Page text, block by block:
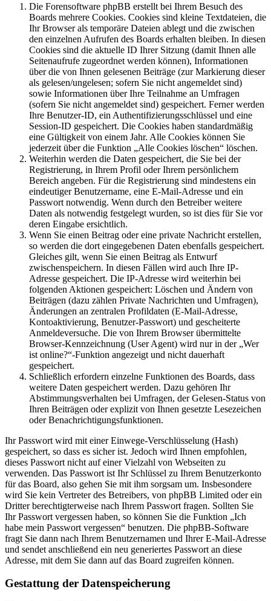
Die Forensoftware phpBB erstellt bei Ihrem Besuch des
Boards mehrere Cookies. Cookies sind kleine Textdateien, die
Ihr Browser als temporäre Dateien ablegt und die zwischen
den einzelnen Aufrufen des Boards erhalten bleiben. In diesen
Cookies sind die aktuelle ID Ihrer Sitzung (damit Ihnen alle
Seitenaufrufe zugeordnet werden können), Informationen
über die von Ihnen gelesenen Beiträge (zur Markierung dieser
als gelesen/ungelesen; sofern Sie nicht angemeldet sind)
sowie Informationen über Ihre Teilnahme an Umfragen
(sofern Sie nicht angemeldet sind) gespeichert. Ferner werden
Ihre Benutzer-ID, ein Authentifizierungsschlüssel und eine
Session-ID gespeichert. Die Cookies haben standardmäßig
eine Gültigkeit von einem Jahr. Alle Cookies können Sie
jederzeit über die Funktion „Alle Cookies löschen“ löschen.
Weiterhin werden die Daten gespeichert, die Sie bei der
Registrierung, in Ihrem Profil oder Ihrem persönlichem
Bereich angeben. Für die Registrierung sind mindestens ein
eindeutiger Benutzername, eine E-Mail-Adresse und ein
Passwort notwendig. Wenn durch den Betreiber weitere
Daten als notwendig festgelegt wurden, so ist dies für Sie vor
deren Eingabe ersichtlich.
Wenn Sie einen Beitrag oder eine private Nachricht erstellen,
so werden die dort eingegebenen Daten ebenfalls gespeichert.
Gleiches gilt, wenn Sie einen Beitrag als Entwurf
zwischenspeichern. In diesen Fällen wird auch Ihre IP-
Adresse gespeichert. Die IP-Adresse wird weiterhin bei
folgenden Aktionen gespeichert: Löschen und Ändern von
Beiträgen (dazu zählen Private Nachrichten und Umfragen),
Änderungen an zentralen Profildaten (E-Mail-Adresse,
Kontoaktivierung, Benutzer-Passwort) und gescheiterte
Anmeldeversuche. Die von Ihrem Browser übermittelte
Browser-Kennzeichnung (User Agent) wird nur in der „Wer
ist online?“-Funktion angezeigt und nicht dauerhaft
gespeichert.
Schließlich erfordern einzelne Funktionen des Boards, dass
weitere Daten gespeichert werden. Dazu gehören Ihr
Abstimmungsverhalten bei Umfragen, der Gelesen-Status von
Ihren Beiträgen oder explizit von Ihnen gesetzte Lesezeichen
oder Benachrichtigungsfunktionen.
Ihr Passwort wird mit einer Einwege-Verschlüsselung (Hash)
gespeichert, so dass es sicher ist. Jedoch wird Ihnen empfohlen,
dieses Passwort nicht auf einer Vielzahl von Webseiten zu
verwenden. Das Passwort ist Ihr Schlüssel zu Ihrem Benutzerkonto
für das Board, also gehen Sie mit ihm sorgsam um. Insbesondere
wird Sie kein Vertreter des Betreibers, von phpBB Limited oder ein
Dritter berechtigterweise nach Ihrem Passwort fragen. Sollten Sie
Ihr Passwort vergessen haben, so können Sie die Funktion „Ich
habe mein Passwort vergessen“ benutzen. Die phpBB-Software
fragt Sie dann nach Ihrem Benutzernamen und Ihrer E-Mail-Adresse
und sendet anschließend ein neu generiertes Passwort an diese
Adresse, mit dem Sie dann auf das Board zugreifen können.
Gestattung der Datenspeicherung